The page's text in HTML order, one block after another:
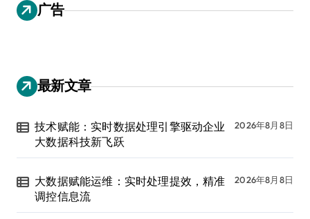
广告
最新文章
技术赋能：实时数据处理引擎驱动企业
大数据科技新飞跃
2026年8月8日
大数据赋能运维：实时处理提效，精准
调控信息流
2026年8月8日